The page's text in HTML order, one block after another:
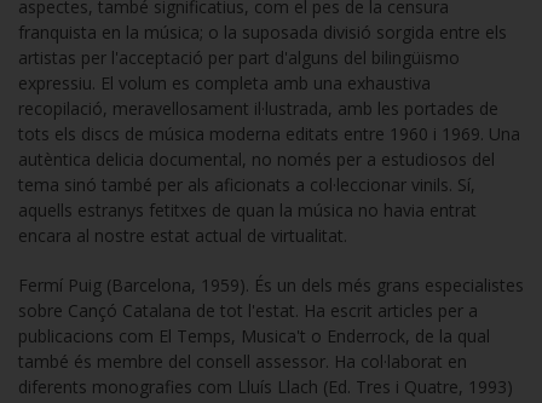
aspectes, també significatius, com el pes de la censura
franquista en la música; o la suposada divisió sorgida entre els
artistas per l'acceptació per part d'alguns del bilingüismo
expressiu. El volum es completa amb una exhaustiva
recopilació, meravellosament il·lustrada, amb les portades de
tots els discs de música moderna editats entre 1960 i 1969. Una
autèntica delicia documental, no només per a estudiosos del
tema sinó també per als aficionats a col·leccionar vinils. Sí,
aquells estranys fetitxes de quan la música no havia entrat
encara al nostre estat actual de virtualitat.
Fermí Puig (Barcelona, 1959). És un dels més grans especialistes
sobre Cançó Catalana de tot l'estat. Ha escrit articles per a
publicacions com El Temps, Musica't o Enderrock, de la qual
també és membre del consell assessor. Ha col·laborat en
diferents monografies com Lluís Llach (Ed. Tres i Quatre, 1993)